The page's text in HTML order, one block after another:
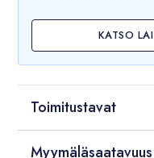
KATSO
Toimitustavat
Myymäläsaatavuus